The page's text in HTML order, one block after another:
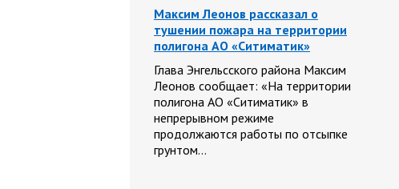
Максим Леонов рассказал о
тушении пожара на территории
полигона АО «Ситиматик»
Глава Энгельсского района Максим
Леонов сообщает: «На территории
полигона АО «Ситиматик» в
непрерывном режиме
продолжаются работы по отсыпке
грунтом…